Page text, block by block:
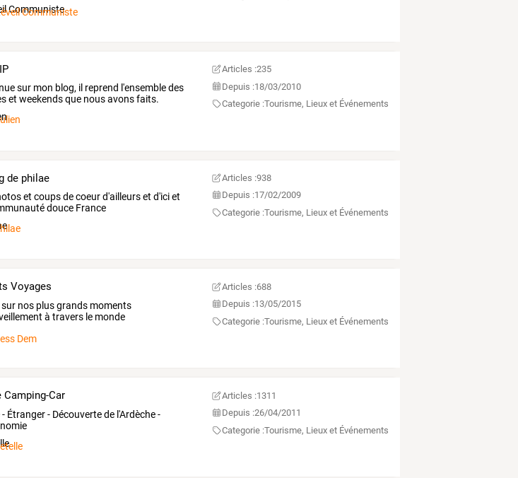
Communiste
sur mon blog, il reprend l'ensemble des
et weekends que nous avons faits.
Articles :235
Depuis :18/03/2010
Categorie :Tourisme, Lieux et Événements
de philae
et coups de coeur d'ailleurs et d'ici et
douce France
Articles :938
Depuis :17/02/2009
Categorie :Tourisme, Lieux et Événements
Voyages
sur nos plus grands moments
à travers le monde
Dem
Articles :688
Depuis :13/05/2015
Categorie :Tourisme, Lieux et Événements
Camping-Car
Étranger - Découverte de l'Ardèche -
Articles :1311
Depuis :26/04/2011
Categorie :Tourisme, Lieux et Événements